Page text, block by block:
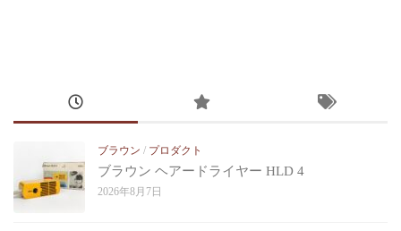
ブラウン / プロダクト
ブラウン ヘアードライヤー HLD 4
2026年8月7日